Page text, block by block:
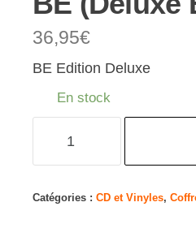
36,95€
BE Edition Deluxe
En stock
(Deluxe
Catégories : CD et Vinyles,